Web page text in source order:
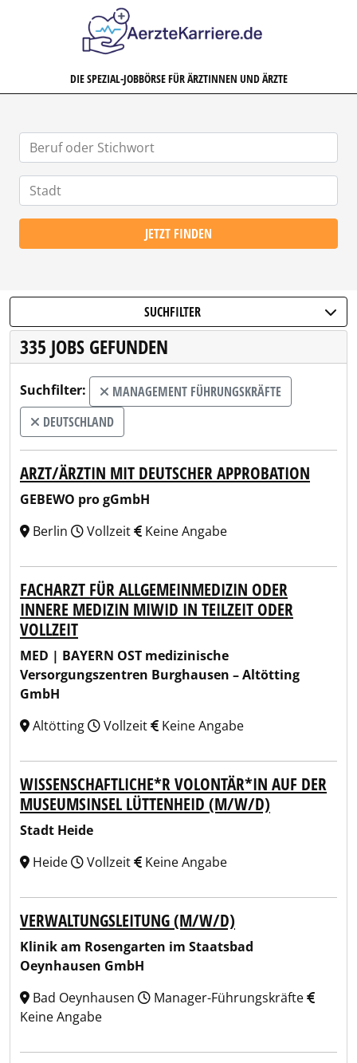
DIE SPEZIAL-JOBBÖRSE FÜR ÄRZTINNEN UND ÄRZTE
JETZT FINDEN
SUCHFILTER
335 JOBS GEFUNDEN
Suchfilter:
MANAGEMENT FÜHRUNGSKRÄFTE
DEUTSCHLAND
ARZT/ÄRZTIN MIT DEUTSCHER APPROBATION
GEBEWO pro gGmbH
Berlin
Vollzeit Keine Angabe
FACHARZT FÜR ALLGEMEINMEDIZIN ODER
INNERE MEDIZIN MIWID IN TEILZEIT ODER
VOLLZEIT
MED | BAYERN OST medizinische
Versorgungszentren Burghausen – Altötting
GmbH
Altötting
Vollzeit Keine Angabe
WISSENSCHAFTLICHE*R VOLONTÄR*IN AUF DER
MUSEUMSINSEL LÜTTENHEID (M/W/D)
Stadt Heide
Heide
Vollzeit Keine Angabe
VERWALTUNGSLEITUNG (M/W/D)
Klinik am Rosengarten im Staatsbad
Oeynhausen GmbH
Bad Oeynhausen
Manager-Führungskräfte
Keine Angabe